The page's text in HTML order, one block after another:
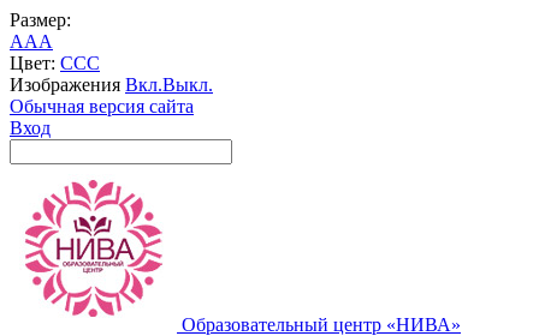
Размер:
AAA
Цвет: CCC
Изображения Вкл.Выкл.
Обычная версия сайта
Вход
Образовательный центр «НИВА»